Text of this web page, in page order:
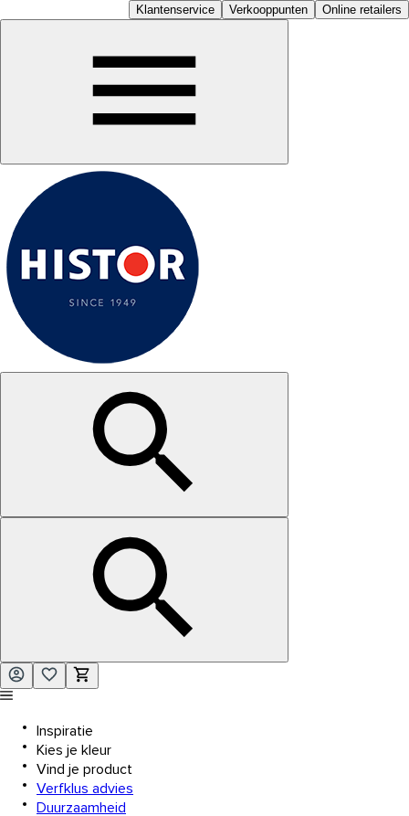
Klantenservice Verkooppunten Online retailers
Inspiratie
Kies je kleur
Vind je product
Verfklus advies
Duurzaamheid